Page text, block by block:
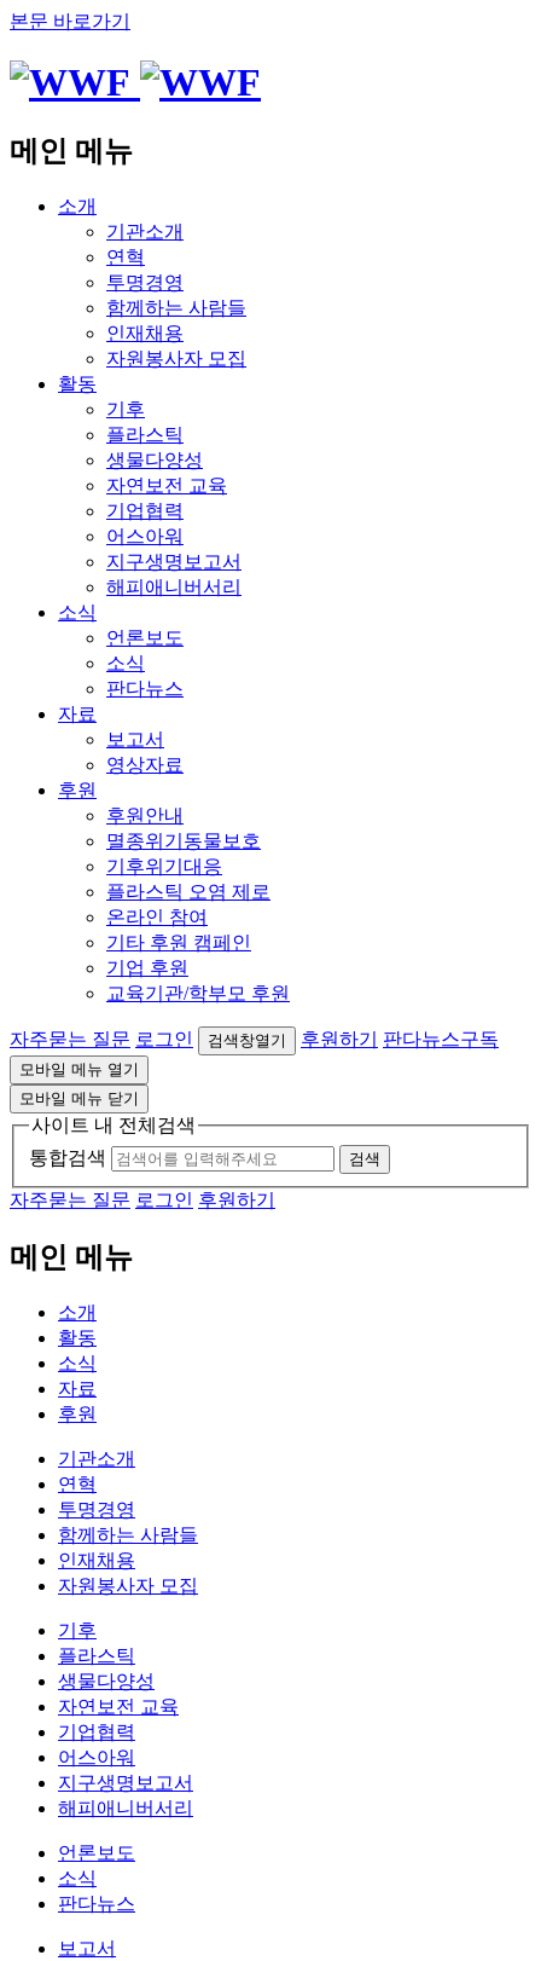
본문 바로가기
메인 메뉴
소개
기관소개
연혁
투명경영
함께하는 사람들
인재채용
자원봉사자 모집
활동
기후
플라스틱
생물다양성
자연보전 교육
기업협력
어스아워
지구생명보고서
해피애니버서리
소식
언론보도
소식
판다뉴스
자료
보고서
영상자료
후원
후원안내
멸종위기동물보호
기후위기대응
플라스틱 오염 제로
온라인 참여
기타 후원 캠페인
기업 후원
교육기관/학부모 후원
자주묻는 질문 로그인 검색창열기 후원하기 판다뉴스구독
모바일 메뉴 열기
모바일 메뉴 닫기
사이트 내 전체검색
통합검색
검색
자주묻는 질문 로그인 후원하기
메인 메뉴
소개
활동
소식
자료
후원
기관소개
연혁
투명경영
함께하는 사람들
인재채용
자원봉사자 모집
기후
플라스틱
생물다양성
자연보전 교육
기업협력
어스아워
지구생명보고서
해피애니버서리
언론보도
소식
판다뉴스
보고서